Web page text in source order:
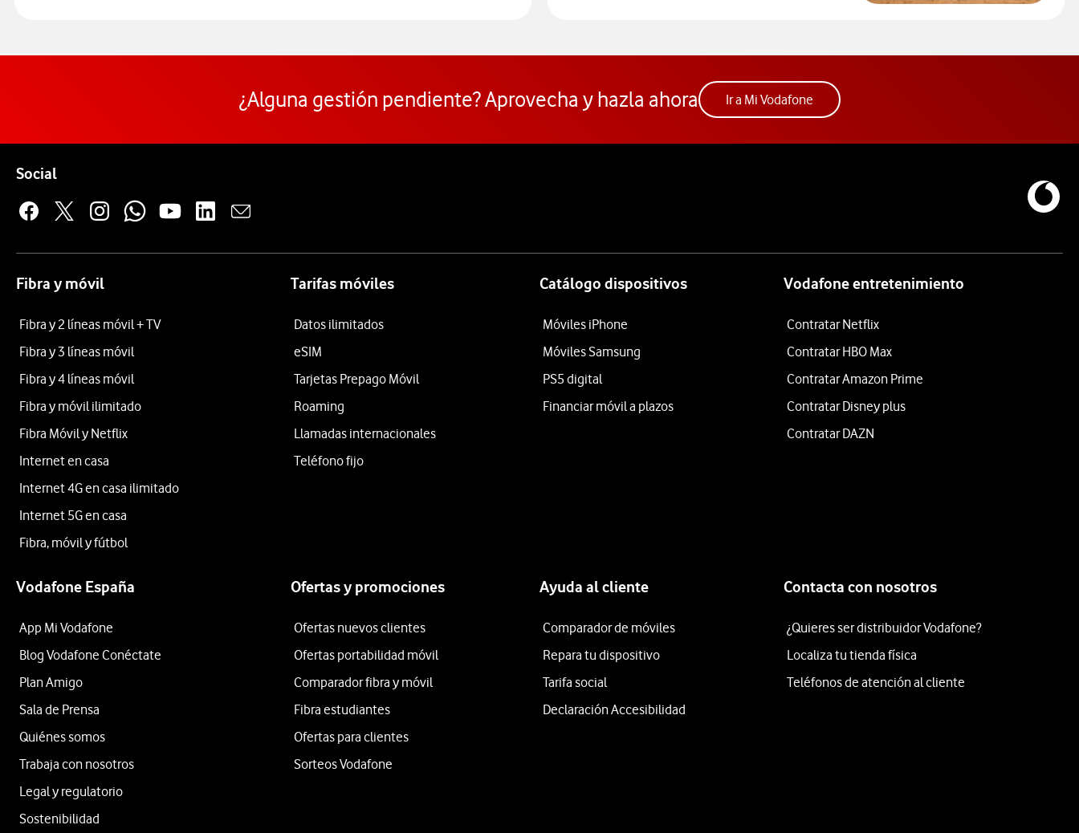
¿Alguna gestión pendiente? Aprovecha y hazla ahora Ir a Mi VodafoneAcceder a la app Mi Vodafone. Abre ventana
SocialEnlaces a las redes sociales de Vodafone
Fibra y móvil
Fibra y 2 líneas móvil + TV
Fibra y 3 líneas móvil
Fibra y 4 líneas móvil
Fibra y móvil ilimitado
Fibra Móvil y Netflix
Internet en casa
Internet 4G en casa ilimitado
Internet 5G en casa
Fibra, móvil y fútbol
Tarifas móviles
Datos ilimitados
eSIM
Tarjetas Prepago Móvil
Roaming
Llamadas internacionales
Teléfono fijo
Catálogo dispositivos
Móviles iPhone
Móviles Samsung
PS5 digital
Financiar móvil a plazos
Vodafone entretenimiento
Contratar Netflix
Contratar HBO Max
Contratar Amazon Prime
Contratar Disney plus
Contratar DAZN
Vodafone España
App Mi Vodafone
Blog Vodafone Conéctate
Plan Amigo
Sala de Prensa
Quiénes somos
Trabaja con nosotros
Legal y regulatorio
Sostenibilidad
Ofertas y promociones
Ofertas nuevos clientes
Ofertas portabilidad móvil
Comparador fibra y móvil
Fibra estudiantes
Ofertas para clientes
Sorteos Vodafone
Ayuda al cliente
Comparador de móviles
Repara tu dispositivo
Tarifa social
Declaración Accesibilidad
Contacta con nosotros
¿Quieres ser distribuidor Vodafone?
Localiza tu tienda física
Teléfonos de atención al cliente